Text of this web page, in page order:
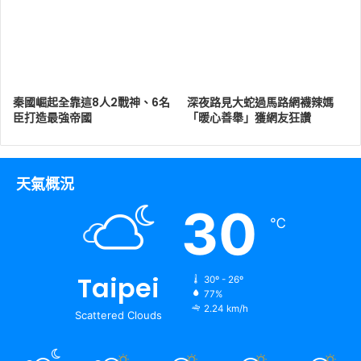
秦國崛起全靠這8人2戰神、6名
臣打造最強帝國
深夜路見大蛇過馬路網襪辣媽
「暖心善舉」獲網友狂讚
天氣概況
Taipei
Scattered Clouds
30 ℃
30º - 26º
77%
2.24 km/h